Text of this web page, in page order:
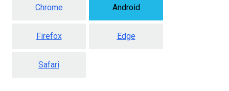
Chrome Android
Firefox Edge
Safari